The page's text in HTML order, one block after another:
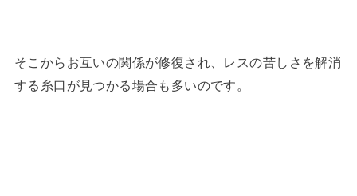
そこからお互いの関係が修復され、レスの苦しさを解消
する糸口が見つかる場合も多いのです。